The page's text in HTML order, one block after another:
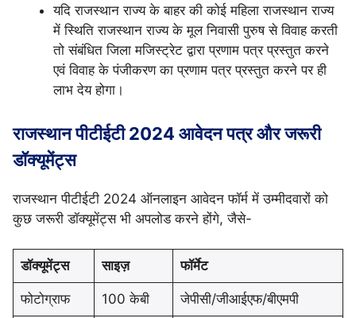
यदि राजस्थान राज्य के बाहर की कोई महिला राजस्थान राज्य
में स्थिति राजस्थान राज्य के मूल निवासी पुरुष से विवाह करती
तो संबंधित जिला मजिस्ट्रेट द्वारा प्रणाम पत्र प्रस्तुत करने
एवं विवाह के पंजीकरण का प्रणाम पत्र प्रस्तुत करने पर ही
लाभ देय होगा।
राजस्थान पीटीईटी 2024 आवेदन पत्र और जरूरी
डॉक्यूमेंट्स
राजस्थान पीटीईटी 2024 ऑनलाइन आवेदन फॉर्म में उम्मीदवारों को
कुछ जरूरी डॉक्यूमेंट्स भी अपलोड करने होंगे, जैसे-
डॉक्यूमेंट्स साइज़ फॉर्मेट
फोटोग्राफ 100 केबी जेपीसी/जीआईएफ/बीएमपी